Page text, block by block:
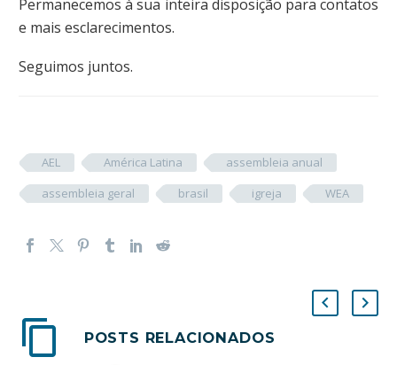
Permanecemos à sua inteira disposição para contatos
e mais esclarecimentos.
Seguimos juntos.
AEL América Latina
assembleia anual
assembleia geral
brasil igreja WEA
POSTS RELACIONADOS